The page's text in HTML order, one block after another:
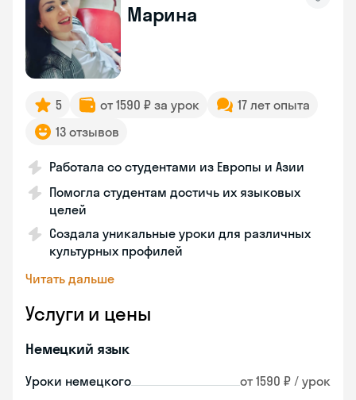
Марина
5 от 1590 ₽ за урок
17 лет опыта
13 отзывов
Работала со студентами из Европы и Азии
Помогла студентам достичь их языковых
целей
Создала уникальные уроки для различных
культурных профилей
Читать дальше
Услуги и цены
Немецкий язык
Уроки немецкого от 1590 ₽ / урок